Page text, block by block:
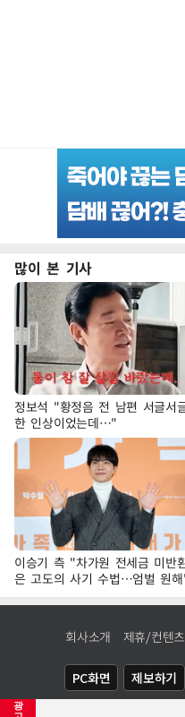
광
많이 본 기사
정보석 "황정음 전 남편 서글서
한 인상이었는데…"
이승기 측 "차가원 전세금 미반
은 고도의 사기 수법…엄벌 원
회사소개 제휴/컨텐
PC화면 제보하기